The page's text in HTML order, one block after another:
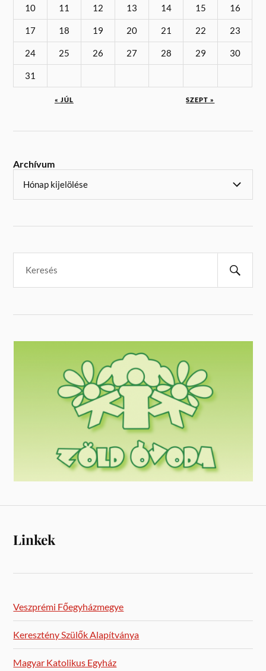
10 11 12 13 14 15 16
17 18 19 20 21 22 23
24 25 26 27 28 29 30
31
« JÚL SZEPT »
Archívum
Linkek
Veszprémi Főegyházmegye
Keresztény Szülők Alapítványa
Magyar Katolikus Egyház